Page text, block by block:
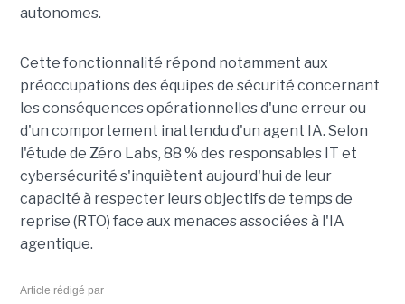
autonomes.
Cette fonctionnalité répond notamment aux
préoccupations des équipes de sécurité concernant
les conséquences opérationnelles d'une erreur ou
d'un comportement inattendu d'un agent IA. Selon
l'étude de Zéro Labs, 88 % des responsables IT et
cybersécurité s'inquiètent aujourd'hui de leur
capacité à respecter leurs objectifs de temps de
reprise (RTO) face aux menaces associées à l'IA
agentique.
Article rédigé par